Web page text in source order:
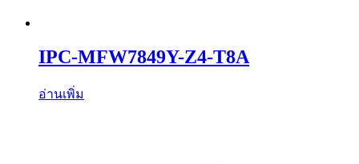
IPC-MFW7849Y-Z4-T8A
อ่านเพิ่ม